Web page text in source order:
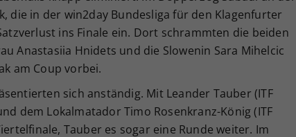
die in der win2day Bundesliga für den Klagenfurter
ins Finale ein. Dort schrammten die beiden
Anastasiia Hnidets und die Slowenin Sara Mihelcic
am Coup vorbei.
sich anständig. Mit Leander Tauber (ITF
dem Lokalmatador Timo Rosenkranz-König (ITF
Tauber es sogar eine Runde weiter. Im